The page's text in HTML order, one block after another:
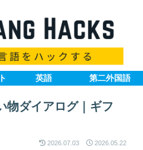
英語 第二外国語
物ダイアログ｜ギフ
2026.07.03 2026.05.22